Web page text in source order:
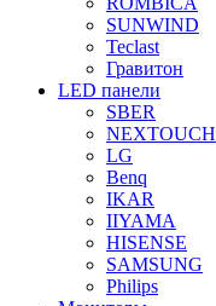
SUNWIND
Teclast
Гравитон
LED панели
SBER
NEXTOUCH
LG
Benq
IKAR
IIYAMA
HISENSE
SAMSUNG
Philips